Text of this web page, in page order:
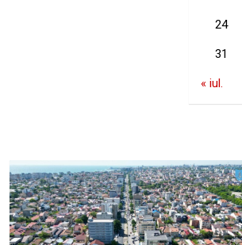
24
31
« iul.